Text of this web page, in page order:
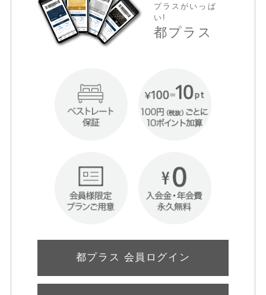
プラスがいっぱ
い!
都プラス
都プラス 会員ログイン